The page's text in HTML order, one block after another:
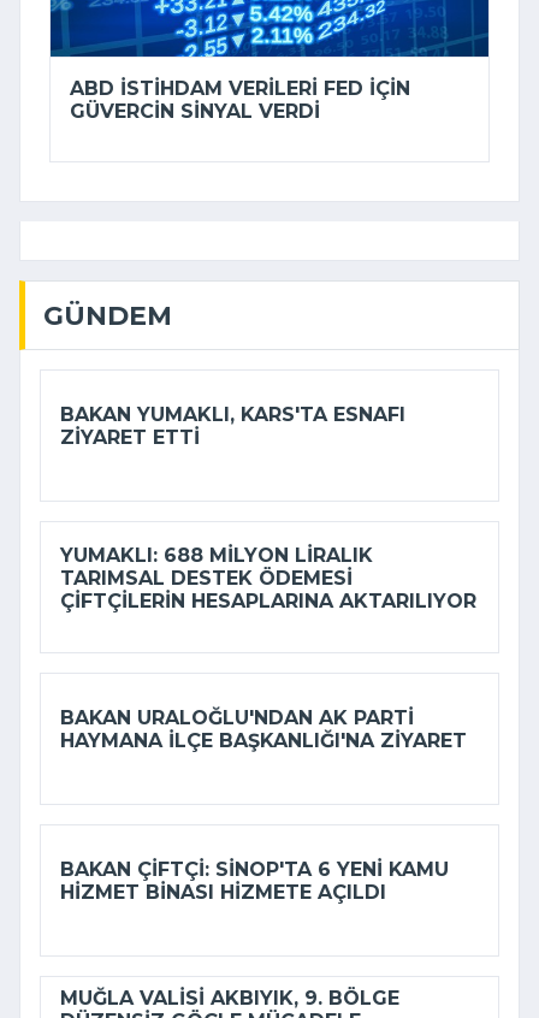
ABD ISTIHDAM VERILERI FED IÇIN
GÜVERCIN SINYAL VERDI
GÜNDEM
BAKAN YUMAKLI, KARS'TA ESNAFI
ZIYARET ETTI
YUMAKLI: 688 MILYON LIRALIK
TARIMSAL DESTEK ÖDEMESI
ÇIFTÇILERIN HESAPLARINA AKTARILIYOR
BAKAN URALOĞLU'NDAN AK PARTI
HAYMANA İLÇE BAŞKANLIĞI'NA ZIYARET
BAKAN ÇIFTÇI: SINOP'TA 6 YENI KAMU
HIZMET BINASI HIZMETE AÇILDI
MUĞLA VALISI AKBIYIK, 9. BÖLGE